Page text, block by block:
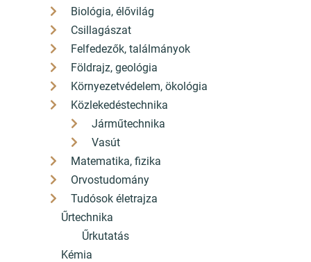
Biológia, élővilág
Csillagászat
Felfedezők, találmányok
Földrajz, geológia
Környezetvédelem, ökológia
Közlekedéstechnika
Járműtechnika
Vasút
Matematika, fizika
Orvostudomány
Tudósok életrajza
Űrtechnika
Űrkutatás
Kémia